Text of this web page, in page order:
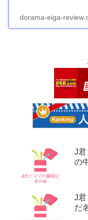
dorama-eiga-
J
の
J
だ